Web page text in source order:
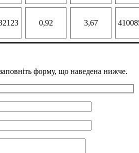
0,92 3,67
форму, що наведена нижче.